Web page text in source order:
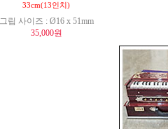
33cm(13인치)
그립 사이즈 : Ø16 x 51mm
35,000원